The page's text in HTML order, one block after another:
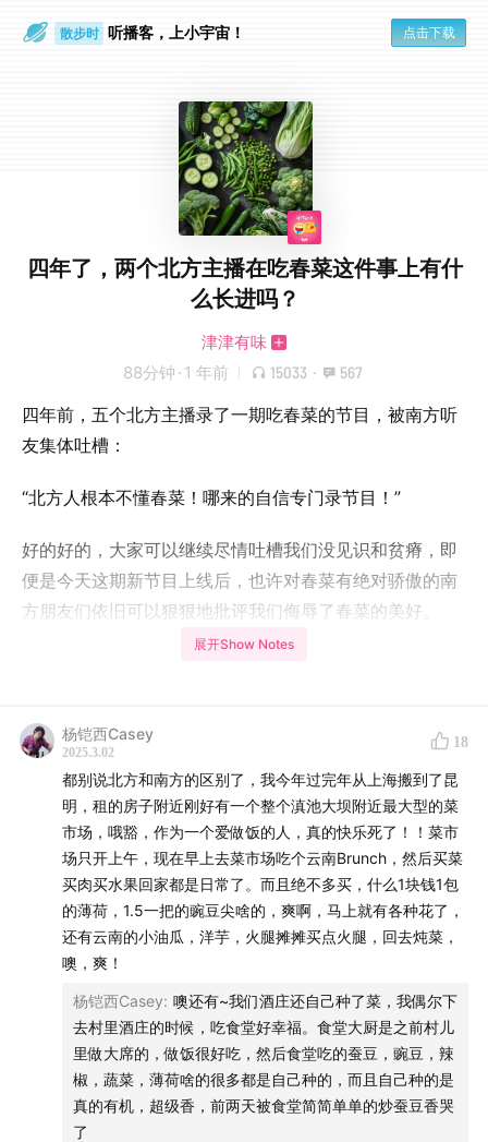
散步时 听播客，上小宇宙！ 点击下载
四年了，两个北方主播在吃春菜这件事上有什
么长进吗？
津津有味
88分钟 · 1 年前 15033 · 567
四年前，五个北方主播录了一期吃春菜的节目，被南方听
友集体吐槽：
“北方人根本不懂春菜！哪来的自信专门录节目！”
好的好的，大家可以继续尽情吐槽我们没见识和贫瘠，即
便是今天这期新节目上线后，也许对春菜有绝对骄傲的南
方朋友们依旧可以狠狠地批评我们侮辱了春菜的美好。
的春菜，都怎么努力提升了技艺把春菜做好吃。
坦然接受大家继续说我们俩没吃过没见过，但更希望大家
多多分享，大家一起吃好的，才是硬道理啊！
【本期节目你将听到以下内容】
00:11:20不同生鲜平台的春菜入口
00:12:32板蓝根
00:18:04 西兰苔
00:20:14油菜薹
00:23:05菜心
00:25:30豌豆苗
00:28:19笋
00:33:30
展开Show Notes
杨铠西Casey
2025.3.02
18
都别说北方和南方的区别了，我今年过完年从上海搬到了昆
明，租的房子附近刚好有一个整个滇池大坝附近最大型的菜
市场，哦豁，作为一个爱做饭的人，真的快乐死了！！菜市
场只开上午，现在早上去菜市场吃个云南Brunch，然后买菜
买肉买水果回家都是日常了。而且绝不多买，什么1块钱1包
的薄荷，1.5一把的豌豆尖啥的，爽啊，马上就有各种花了，
还有云南的小油瓜，洋芋，火腿摊摊买点火腿，回去炖菜，
噢，爽！
杨铠西Casey: 噢还有~我们酒庄还自己种了菜，我偶尔下
去村里酒庄的时候，吃食堂好幸福。食堂大厨是之前村儿
里做大席的，做饭很好吃，然后食堂吃的蚕豆，豌豆，辣
椒，蔬菜，薄荷啥的很多都是自己种的，而且自己种的是
真的有机，超级香，前两天被食堂简简单单的炒蚕豆香哭
了